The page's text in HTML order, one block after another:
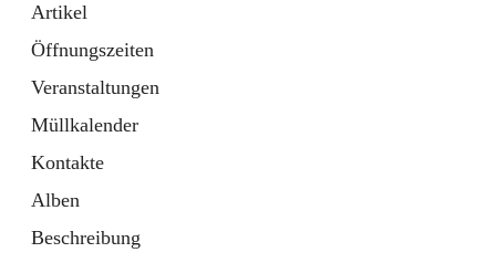
Artikel
Öffnungszeiten
Veranstaltungen
Müllkalender
Kontakte
Alben
Beschreibung
Tab
Bundeskanzleramt Österreich
Externe Webseite
öffnet
in
neuem
Tab